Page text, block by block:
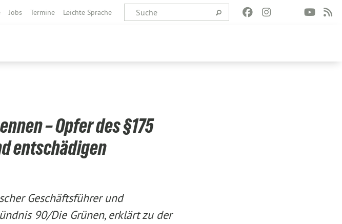
Jobs Termine Leichte Sprache
– Opfer des §175
entschädigen
Geschäftsführer und
90/Die Grünen, erklärt zu der